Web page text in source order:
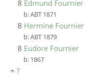
8 Edmund Fournier
b:ABT 1871
8 Hermine Fournier
b:ABT 1879
8 Eudore Fournier
b: 1867
+ ?